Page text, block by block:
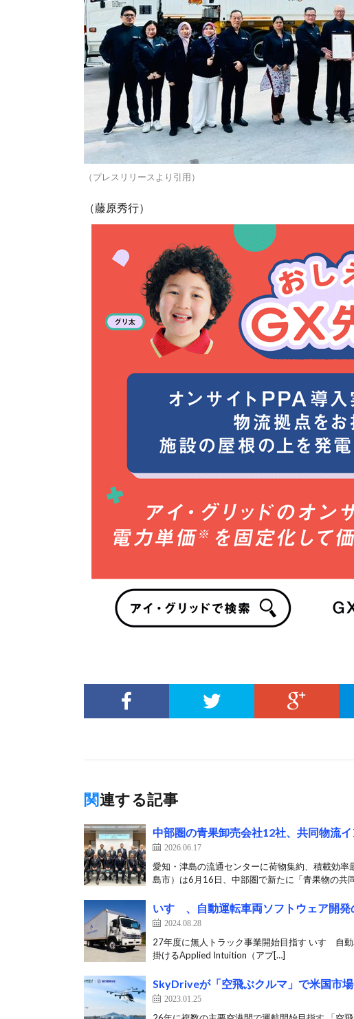
（プレスリリースより引用）
（藤原秀行）
関連する記事
中部圏の青果卸売会社12社、共同物流
2026.06.17
愛知・津島の流通センターに荷物集約、積載効
島市）は6月16日、中部圏で新たに「青果物の共
いすゞ、自動運転車両ソフトウェア開
2024.08.28
27年度に無人トラック事業開始目指す いすゞ自
掛けるApplied Intuition（アプ[…]
SkyDriveが「空飛ぶクルマ」で米国市
2023.01.25